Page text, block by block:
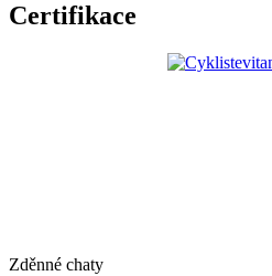
Certifikace
Zděnné chaty